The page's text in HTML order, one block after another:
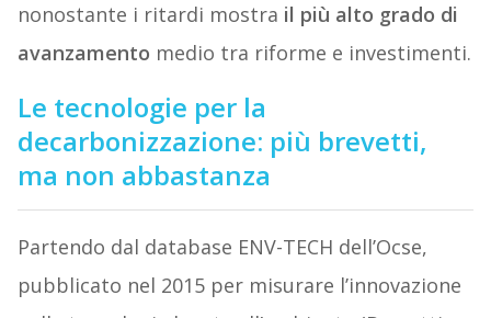
nonostante i ritardi mostra il più alto grado di
avanzamento medio tra riforme e investimenti.
Le tecnologie per la
decarbonizzazione: più brevetti,
ma non abbastanza
Partendo dal database ENV-TECH dell’Ocse,
pubblicato nel 2015 per misurare l’innovazione